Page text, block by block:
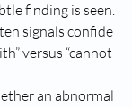
finding is seen.
signals confide
versus “cannot
an abnormal